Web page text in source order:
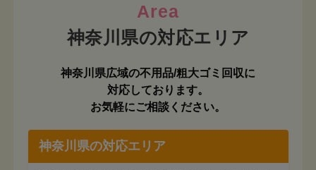
Area
神奈川県広域の不用品/粗大ゴミ回収に
対応しております。
お気軽にご相談ください。
神奈川県の対応エリア